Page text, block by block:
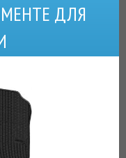
ДЛЯ